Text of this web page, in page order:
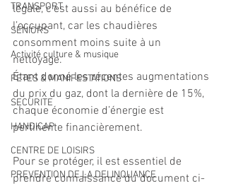
TRANSPORT
SENIORS
Activité culture & musique
FETES & MANIFESTATIONS
SECURITE
HANDICAP
CENTRE DE LOISIRS
PREVENTION DE LA DELINQUANCE
légale, c’est aussi au bénéfice de
l’occupant, car les chaudières
consomment moins suite à un
nettoyage.
Étant donné les récentes augmentations
du prix du gaz, dont la dernière de 15%,
chaque économie d’énergie est
pertinente financièrement.
Pour se protéger, il est essentiel de
prendre connaissance du document ci-